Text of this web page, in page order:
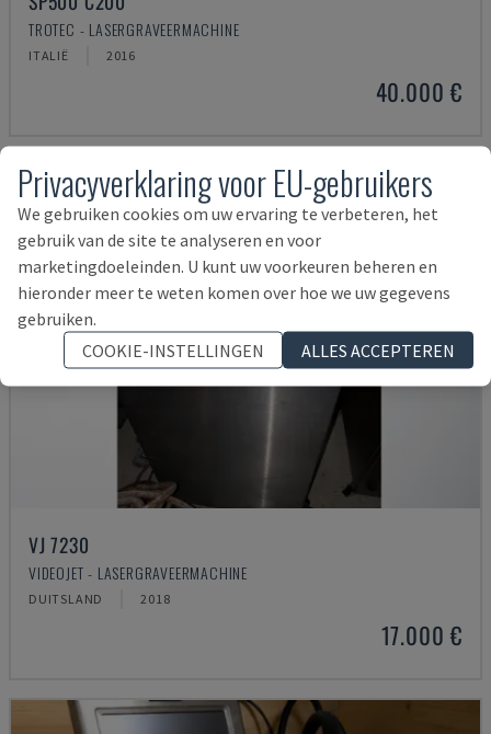
TROTEC - LASERGRAVEERMACHINE
ITALIË 2016
40.000 €
VJ 7230
VIDEOJET - LASERGRAVEERMACHINE
DUITSLAND 2018
17.000 €
Privacyverklaring voor EU-gebruikers
We gebruiken cookies om uw ervaring te verbeteren, het
gebruik van de site te analyseren en voor
marketingdoeleinden. U kunt uw voorkeuren beheren en
hieronder meer te weten komen over hoe we uw gegevens
gebruiken.
COOKIE-INSTELLINGEN
ALLES ACCEPTEREN